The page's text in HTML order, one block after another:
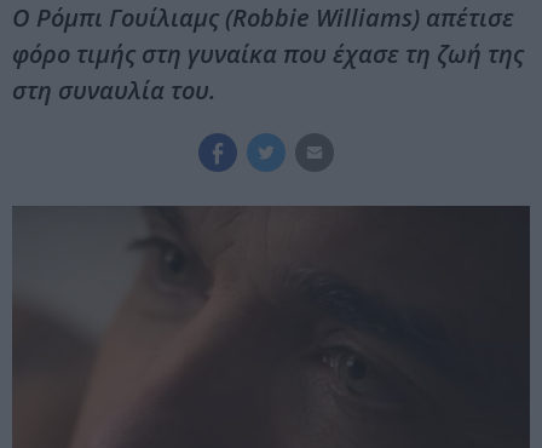
Ο Ρόμπι Γουίλιαμς (Robbie Williams) απέτισε
φόρο τιμής στη γυναίκα που έχασε τη ζωή της
στη συναυλία του.